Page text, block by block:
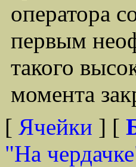
оператора
первым
такого
момента
[ Ячейки ] [
"На